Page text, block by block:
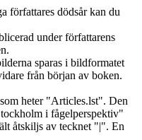
författares dödsår kan du
under författarens
sparas i bildformatet
från början av boken.
heter "Articles.lst". Den
i fågelperspektiv"
åtskiljs av tecknet "|". En